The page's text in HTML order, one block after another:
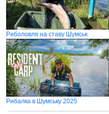
Риболовля на ставу Шумськ
Рибалка в Шумську 2025